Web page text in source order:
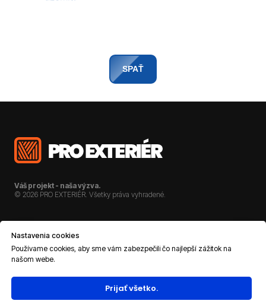
SPAŤ
Váš projekt - naša výzva.
© 2026 PRO EXTERIÉR. Všetky práva vyhradené.
REFERENCIE
KONTAKT
OCHRANA OSOBNÝCH ÚDAJOV
Nastavenia cookies
Používame cookies, aby sme vám zabezpečili čo najlepší zážitok na
našom webe.
Prijať všetko.